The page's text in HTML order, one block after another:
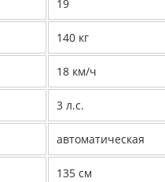
19
140 кг
18 км/ч
3 л.с.
автоматическая
135 см